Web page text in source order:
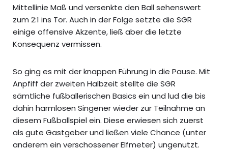
Mittellinie Maß und versenkte den Ball sehenswert
zum 2:1 ins Tor. Auch in der Folge setzte die SGR
einige offensive Akzente, ließ aber die letzte
Konsequenz vermissen.
So ging es mit der knappen Führung in die Pause. Mit
Anpfiff der zweiten Halbzeit stellte die SGR
sämtliche fußballerischen Basics ein und lud die bis
dahin harmlosen Singener wieder zur Teilnahme an
diesem Fußballspiel ein. Diese erwiesen sich zuerst
als gute Gastgeber und ließen viele Chance (unter
anderem ein verschossener Elfmeter) ungenutzt.